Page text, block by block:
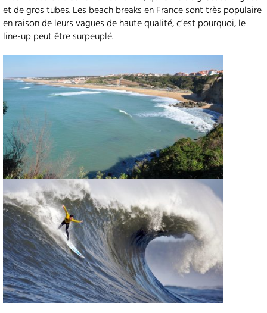
et de gros tubes. Les beach breaks en France sont très populaire
en raison de leurs vagues de haute qualité, c’est pourquoi, le
line-up peut être surpeuplé.